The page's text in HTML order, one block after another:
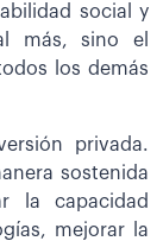
social y
más, sino el
los demás
privada.
sostenida
la capacidad
mejorar la